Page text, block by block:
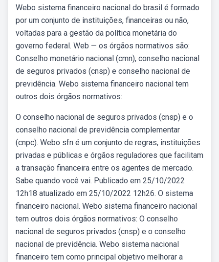
Webo sistema financeiro nacional do brasil é formado
por um conjunto de instituições, financeiras ou não,
voltadas para a gestão da política monetária do
governo federal. Web — os órgãos normativos são:
Conselho monetário nacional (cmn), conselho nacional
de seguros privados (cnsp) e conselho nacional de
previdência. Webo sistema financeiro nacional tem
outros dois órgãos normativos:
O conselho nacional de seguros privados (cnsp) e o
conselho nacional de previdência complementar
(cnpc). Webo sfn é um conjunto de regras, instituições
privadas e públicas e órgãos reguladores que facilitam
a transação financeira entre os agentes de mercado.
Sabe quando você vai. Publicado em 25/10/2022
12h18 atualizado em 25/10/2022 12h26. O sistema
financeiro nacional. Webo sistema financeiro nacional
tem outros dois órgãos normativos: O conselho
nacional de seguros privados (cnsp) e o conselho
nacional de previdência. Webo sistema nacional
financeiro tem como principal objetivo melhorar a